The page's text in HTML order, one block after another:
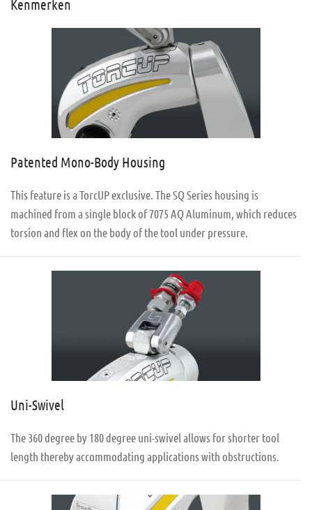
Kenmerken
Patented Mono-Body Housing
This feature is a TorcUP exclusive. The SQ Series housing is
machined from a single block of 7075 AQ Aluminum, which reduces
torsion and flex on the body of the tool under pressure.
Uni-Swivel
The 360 degree by 180 degree uni-swivel allows for shorter tool
length thereby accommodating applications with obstructions.